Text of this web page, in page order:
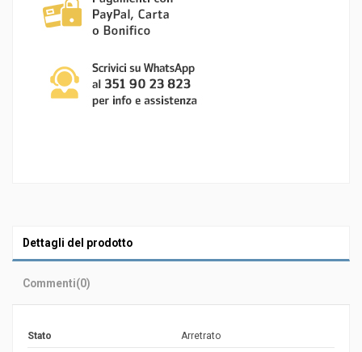
Dettagli del prodotto
Commenti(0)
Stato Arretrato